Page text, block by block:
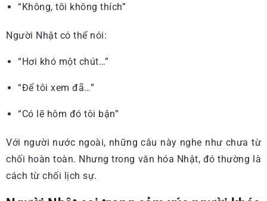
“Không, tôi không thích”
Người Nhật có thể nói:
“Hơi khó một chút…”
“Để tôi xem đã…”
“Có lẽ hôm đó tôi bận”
Với người nước ngoài, những câu này nghe như chưa từ
chối hoàn toàn. Nhưng trong văn hóa Nhật, đó thường là
cách từ chối lịch sự.